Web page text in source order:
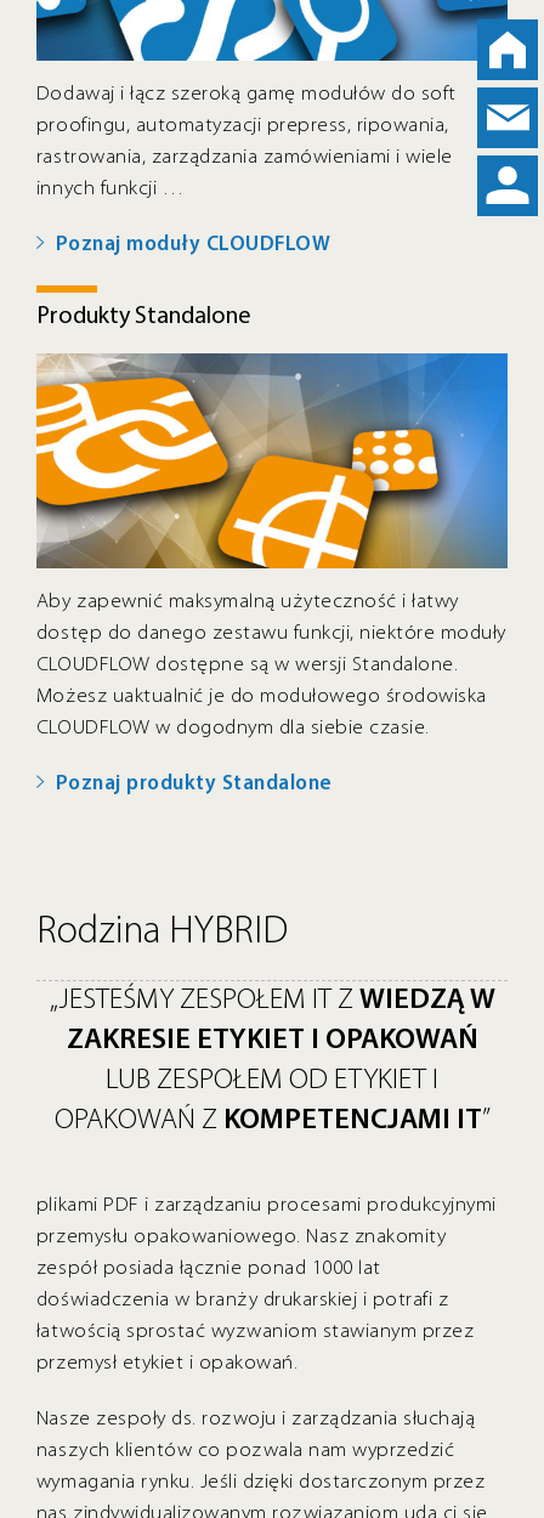
Dodawaj i łącz szeroką gamę modułów do soft
proofingu, automatyzacji prepress, ripowania,
rastrowania, zarządzania zamówieniami i wiele
innych funkcji …
Poznaj moduły CLOUDFLOW
Produkty Standalone
Aby zapewnić maksymalną użyteczność i łatwy
dostęp do danego zestawu funkcji, niektóre moduły
CLOUDFLOW dostępne są w wersji Standalone.
Możesz uaktualnić je do modułowego środowiska
CLOUDFLOW w dogodnym dla siebie czasie.
Poznaj produkty Standalone
Rodzina HYBRID
„JESTEŚMY ZESPOŁEM IT Z WIEDZĄ W
ZAKRESIE ETYKIET I OPAKOWAŃ
LUB ZESPOŁEM OD ETYKIET I
OPAKOWAŃ Z KOMPETENCJAMI IT”
plikami PDF i zarządzaniu procesami produkcyjnymi
przemysłu opakowaniowego. Nasz znakomity
zespół posiada łącznie ponad 1000 lat
doświadczenia w branży drukarskiej i potrafi z
łatwością sprostać wyzwaniom stawianym przez
przemysł etykiet i opakowań.
Nasze zespoły ds. rozwoju i zarządzania słuchają
naszych klientów co pozwala nam wyprzedzić
wymagania rynku. Jeśli dzięki dostarczonym przez
nas zindywidualizowanym rozwiązaniom uda ci się